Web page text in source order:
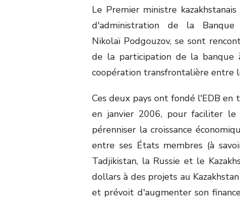
Le Premier ministre
d'administration de la Banque
Nikolaï Podgouzov, se sont
de la participation de la banque
coopération transfrontalière entre
Ces deux pays ont fondé l'EDB
en janvier 2006, pour faciliter le
pérenniser la croissance
entre ses États membres (à
Tadjikistan, la Russie et le
dollars à des projets au
et prévoit d'augmenter son